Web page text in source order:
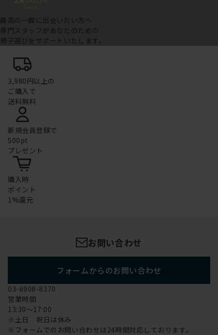
最高の一脚に出会いたい方へ
専門スタッフがあなたのための
椅子選びをサポートいたします。
3,980円以上の
ご購入で
送料無料
新規会員登録で
500pt
プレゼント
購入時
ポイント
1%還元
お問い合わせ
フォームからのお問い合わせ
03-6908-8370
営業時間
13:30～17:00
※土日 祝日は休み
※フォームでのお問い合わせは24時間対応しております。